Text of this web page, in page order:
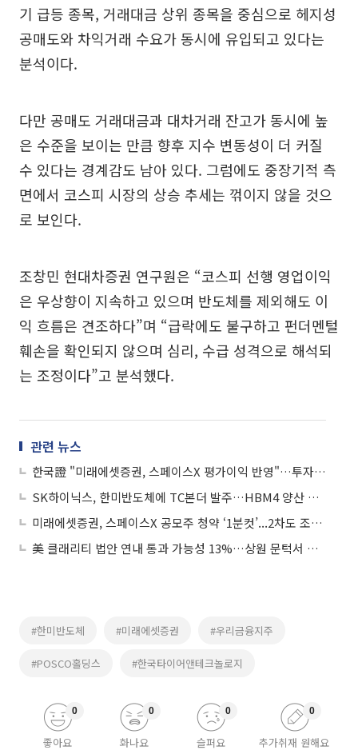
기 급등 종목, 거래대금 상위 종목을 중심으로 헤지성
공매도와 차익거래 수요가 동시에 유입되고 있다는
분석이다.
다만 공매도 거래대금과 대차거래 잔고가 동시에 높
은 수준을 보이는 만큼 향후 지수 변동성이 더 커질
수 있다는 경계감도 남아 있다. 그럼에도 중장기적 측
면에서 코스피 시장의 상승 추세는 꺾이지 않을 것으
로 보인다.
조창민 현대차증권 연구원은 “코스피 선행 영업이익
은 우상향이 지속하고 있으며 반도체를 제외해도 이
익 흐름은 견조하다”며 “급락에도 불구하고 펀더멘털
훼손을 확인되지 않으며 심리, 수급 성격으로 해석되
는 조정이다”고 분석했다.
관련 뉴스
한국證 "미래에셋증권, 스페이스X 평가이익 반영"…투자의견은 중립
SK하이닉스, 한미반도체에 TC본더 발주…HBM4 양산 확대 속도
미래에셋증권, 스페이스X 공모주 청약 ‘1분컷’...2차도 조기 완판
美 클래리티 법안 연내 통과 가능성 13%…상원 문턱서 제동
#한미반도체 #미래에셋증권 #우리금융지주
#POSCO홀딩스 #한국타이어앤테크놀로지
좋아요
0
화나요
0
슬퍼요
0
추가취재 원해요
0